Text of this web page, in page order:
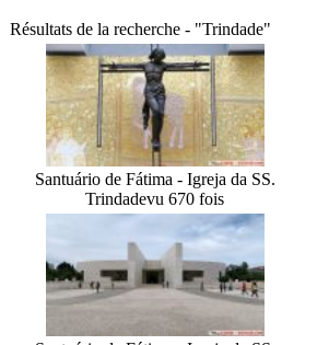
Résultats de la recherche - "Trindade"
Santuário de Fátima - Igreja da SS.
Trindadevu 670 fois